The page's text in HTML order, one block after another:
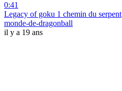
0:41
Legacy of goku 1 chemin du serpent
monde-de-dragonball
il y a 19 ans